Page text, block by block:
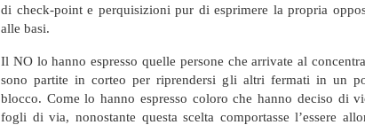
di check-point e perquisizioni pur di esprimere la propria
alle basi.
Il NO lo hanno espresso quelle persone che arrivate al
sono partite in corteo per riprendersi gli altri fermati in un
blocco. Come lo hanno espresso coloro che hanno deciso di
fogli di via, nonostante questa scelta comportasse l’essere